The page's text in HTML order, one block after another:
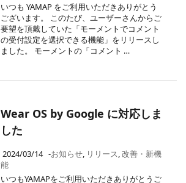
いつも YAMAP をご利用いただきありがとう
ございます。 このたび、ユーザーさんからご
要望を頂戴していた「モーメントでコメント
の受付設定を選択できる機能」をリリースし
ました。 モーメントの「コメント …
Wear OS by Google に対応しま
した
2024/03/14 -お知らせ, リリース,改善・新機
能
いつもYAMAPをご利用いただきありがとうご